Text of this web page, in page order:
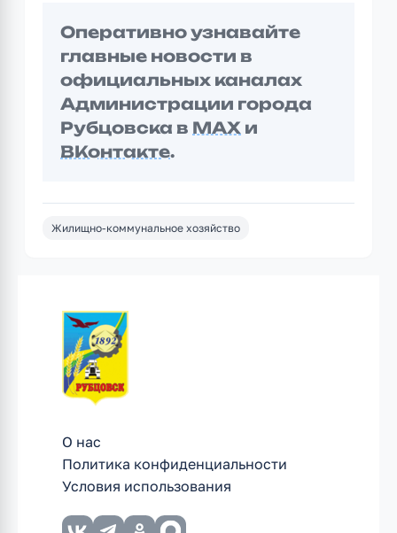
Оперативно узнавайте
главные новости в
официальных каналах
Администрации города
Рубцовска в MAX и
ВКонтакте.
Жилищно-коммунальное хозяйство
О нас
Политика конфиденциальности
Условия использования